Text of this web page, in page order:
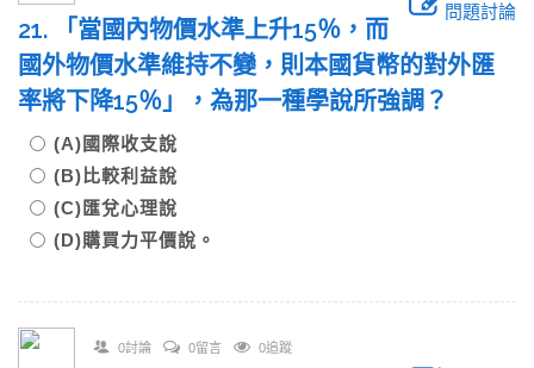
問題討論
21. 「當國內物價水準上升15％，而
國外物價水準維持不變，則本國貨幣的對外匯
率將下降15％」，為那一種學說所強調？
(A)國際收支說
(B)比較利益說
(C)匯兌心理說
(D)購買力平價說。
0討論 0留言 0追蹤